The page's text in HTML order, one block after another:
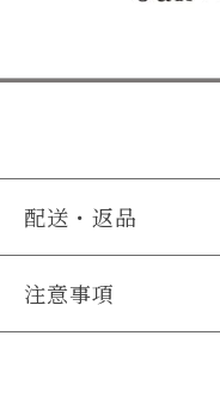
配送・返品
大型商品をご購入の際
注意事項